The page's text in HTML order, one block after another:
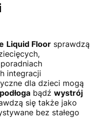
Liquid Floor sprawdzą
integracji
dla dzieci mogą
podłoga bądź wystrój
się także jako
bez stałego